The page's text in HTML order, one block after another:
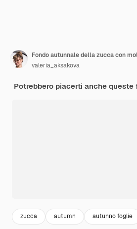
Fondo autunnale della zucca con
valeria_aksakova
Potrebbero piacerti anche queste
zucca autumn autunno foglie